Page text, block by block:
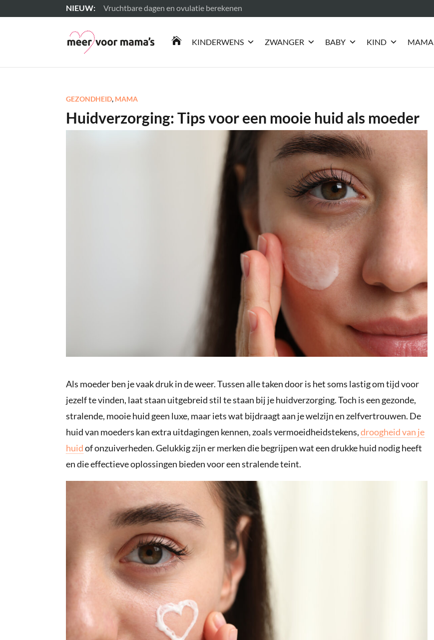
Vruchtbare dagen en ovulatie berekenen
Lees meer
 KINDERWENS ZWANGER BABY KIND MAMA
GEZONDHEID, MAMA
Huidverzorging: Tips voor een mooie huid als moeder
Als moeder ben je vaak druk in de weer. Tussen alle taken door is het soms lastig om tijd voor
jezelf te vinden, laat staan uitgebreid stil te staan bij je huidverzorging. Toch is een gezonde,
stralende, mooie huid geen luxe, maar iets wat bijdraagt aan je welzijn en zelfvertrouwen. De
huid van moeders kan extra uitdagingen kennen, zoals vermoeidheidstekens,droogheid van je
huidof onzuiverheden. Gelukkig zijn er merken die begrijpen wat een drukke huid nodig heeft
en die effectieve oplossingen bieden voor een stralende teint.